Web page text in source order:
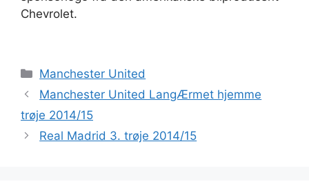
Chevrolet.
Kategorier
Manchester United
Manchester United LangÆrmet hjemme
trøje 2014/15
Real Madrid 3. trøje 2014/15